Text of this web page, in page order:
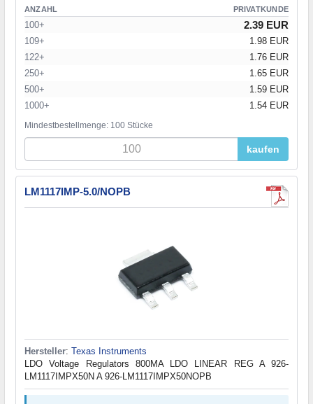
ANZAHL PRIVATKUNDE
100+ 2.39 EUR
109+
1.98 EUR
122+
1.76 EUR
250+
1.65 EUR
500+
1.59 EUR
1000+
1.54 EUR
Mindestbestellmenge: 100 Stücke
kaufen
LM1117IMP-5.0/NOPB
Hersteller: Texas Instruments
LDO Voltage Regulators 800MA LDO LINEAR REG A 926-
LM1117IMPX50N A 926-LM1117IMPX50NOPB